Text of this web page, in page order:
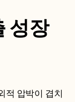
성장
적 압박이 겹치